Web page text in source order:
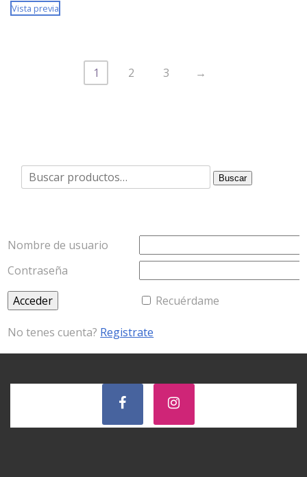
Vista previa
1 2 3 →
Buscar
por:
Buscar
Nombre de usuario
Contraseña
Recuérdame
No tenes cuenta? Registrate